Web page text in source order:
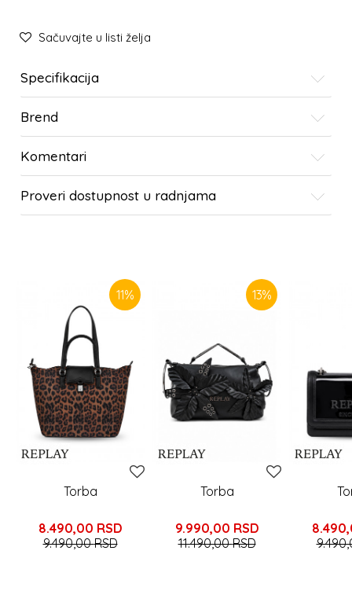
Sačuvajte u listi želja
Specifikacija
Brend
Komentari
Proveri dostupnost u radnjama
11%
Torba
8.490,00 RSD
9.490,00RSD
13%
Torba
9.990,00 RSD
11.490,00RSD